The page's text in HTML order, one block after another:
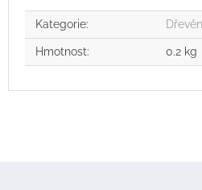
Kategorie:
Hmotnost: 0.2 kg